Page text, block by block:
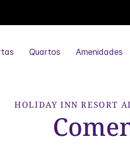
Quartos Amenidades
HOLIDAY INN RESORT